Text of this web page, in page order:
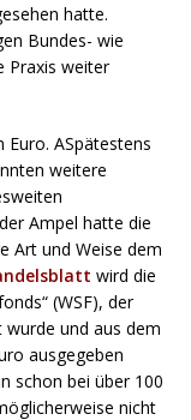
hatte.
Bundes- wie
Praxis weiter
Euro. ASpätestens
weitere
Ampel hatte die
Art und Weise dem
wird die
(WSF), der
und aus dem
ausgegeben
schon bei über 100
nicht